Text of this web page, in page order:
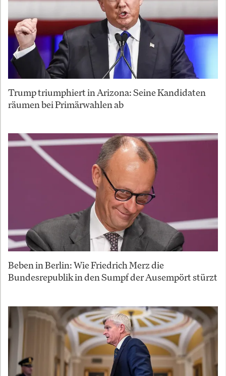
Trump triumphiert in Arizona: Seine Kandidaten
räumen bei Primärwahlen ab
Beben in Berlin: Wie Friedrich Merz die
Bundesrepublik in den Sumpf der Ausempört stürzt